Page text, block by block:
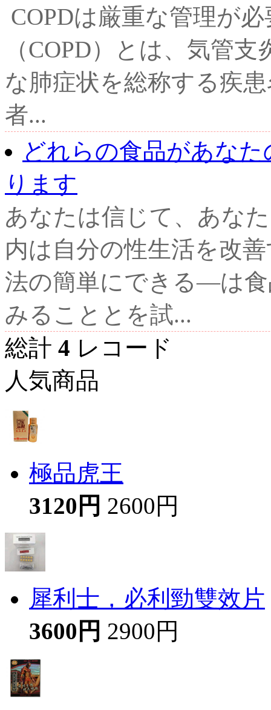
COPDは厳重な管理が
（COPD）とは、気管
な肺症状を総称する疾
者...
どれらの食品があな
ります
あなたは信じて、あな
内は自分の性生活を改
法の簡単にできる―は
みることとを試...
総計 4 レコード
人気商品
極品虎王
3120円 2600円
犀利士，必利勁雙效片
3600円 2900円